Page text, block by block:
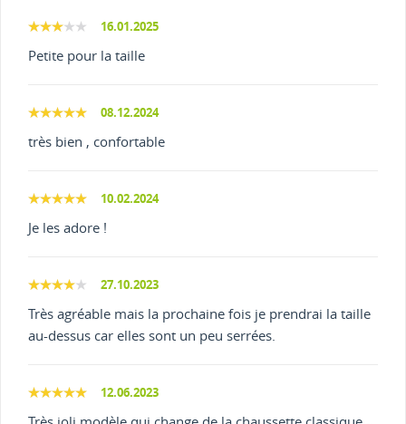
16.01.2025
Petite pour la taille
08.12.2024
très bien , confortable
10.02.2024
Je les adore !
27.10.2023
Très agréable mais la prochaine fois je prendrai la taille
au-dessus car elles sont un peu serrées.
12.06.2023